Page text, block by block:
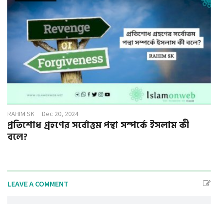
RAHIM SK Dec 20, 2024
প্রতিশোধ গ্রহণের সর্বোত্তম পন্থা সম্পর্কে ইসলাম কী
বলে?
LEAVE A COMMENT